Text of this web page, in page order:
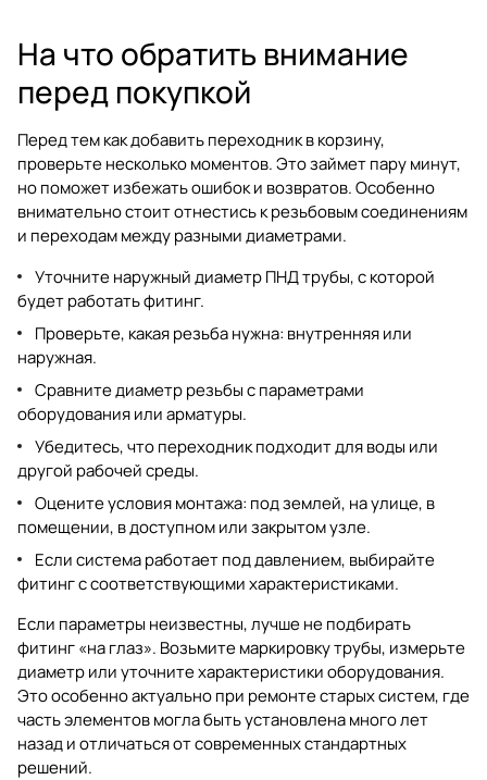
На что обратить внимание
перед покупкой
Перед тем как добавить переходник в корзину,
проверьте несколько моментов. Это займет пару минут,
но поможет избежать ошибок и возвратов. Особенно
внимательно стоит отнестись к резьбовым соединениям
и переходам между разными диаметрами.
Уточните наружный диаметр ПНД трубы, с которой
будет работать фитинг.
Проверьте, какая резьба нужна: внутренняя или
наружная.
Сравните диаметр резьбы с параметрами
оборудования или арматуры.
Убедитесь, что переходник подходит для воды или
другой рабочей среды.
Оцените условия монтажа: под землей, на улице, в
помещении, в доступном или закрытом узле.
Если система работает под давлением, выбирайте
фитинг с соответствующими характеристиками.
Если параметры неизвестны, лучше не подбирать
фитинг «на глаз». Возьмите маркировку трубы, измерьте
диаметр или уточните характеристики оборудования.
Это особенно актуально при ремонте старых систем, где
часть элементов могла быть установлена много лет
назад и отличаться от современных стандартных
решений.